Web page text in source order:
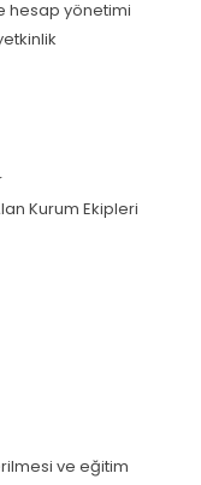
hesap yönetimi
Kurum Ekipleri
ve eğitim